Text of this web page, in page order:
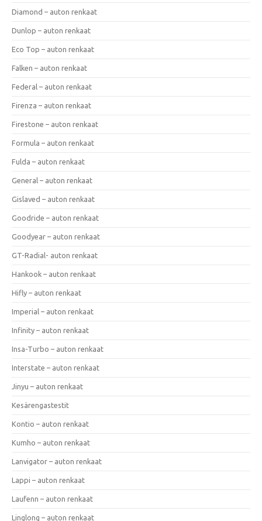
Diamond – auton renkaat
Dunlop – auton renkaat
Eco Top – auton renkaat
Falken – auton renkaat
Federal – auton renkaat
Firenza – auton renkaat
Firestone – auton renkaat
Formula – auton renkaat
Fulda – auton renkaat
General – auton renkaat
Gislaved – auton renkaat
Goodride – auton renkaat
Goodyear – auton renkaat
GT-Radial- auton renkaat
Hankook – auton renkaat
Hifly – auton renkaat
Imperial – auton renkaat
Infinity – auton renkaat
Insa-Turbo – auton renkaat
Interstate – auton renkaat
Jinyu – auton renkaat
Kesärengastestit
Kontio – auton renkaat
Kumho – auton renkaat
Lanvigator – auton renkaat
Lappi – auton renkaat
Laufenn – auton renkaat
Linglong – auton renkaat